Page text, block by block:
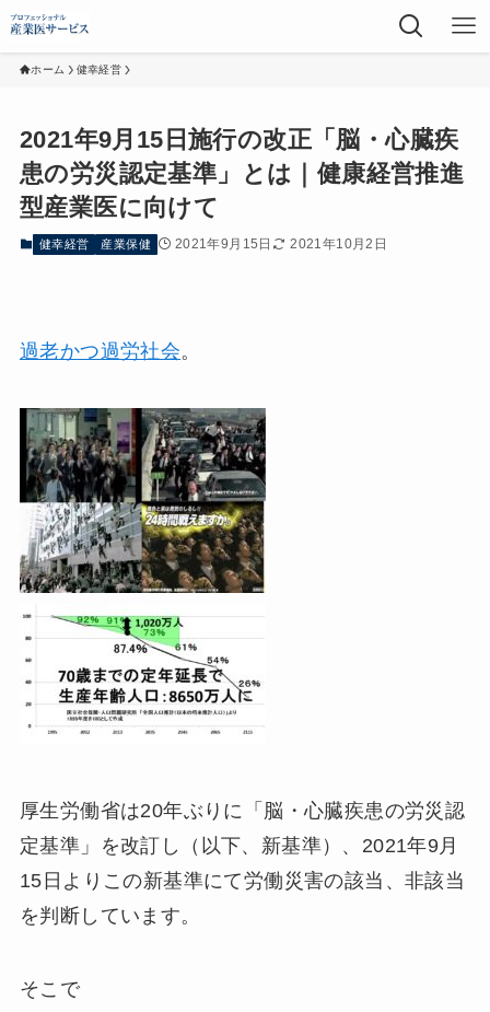
ホーム 健幸経営
2021年9月15日施行の改正「脳・心臓疾
患の労災認定基準」とは｜健康経営推進
型産業医に向けて
健幸経営 産業保健 2021年9月15日 2021年10月2日
過老かつ過労社会。
厚生労働省は20年ぶりに「脳・心臓疾患の労災認
定基準」を改訂し（以下、新基準）、2021年9月
15日よりこの新基準にて労働災害の該当、非該当
を判断しています。
そこで